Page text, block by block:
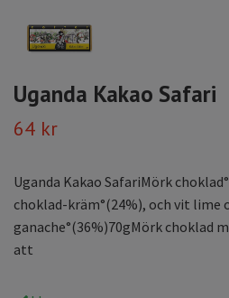
Uganda Kakao Safari
64 kr
Uganda Kakao SafariMörk
choklad-kräm°(24%), och vit lime
ganache°(36%)70gMörk choklad
att